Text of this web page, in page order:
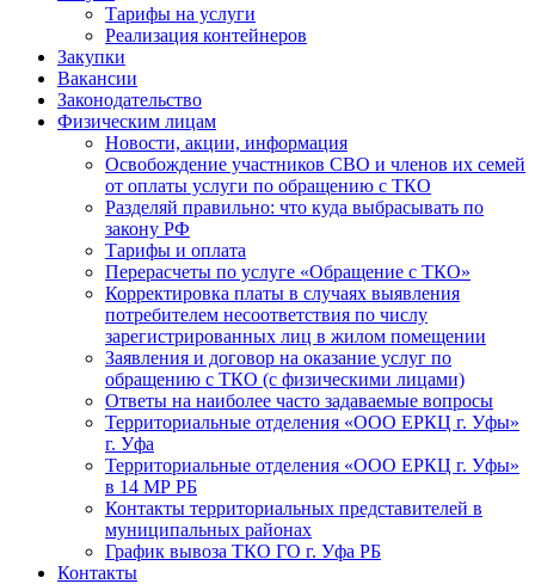
Тарифы на услуги
Реализация контейнеров
Закупки
Вакансии
Законодательство
Физическим лицам
Новости, акции, информация
Освобождение участников СВО и членов их семей
от оплаты услуги по обращению с ТКО
Разделяй правильно: что куда выбрасывать по
закону РФ
Тарифы и оплата
Перерасчеты по услуге «Обращение с ТКО»
Корректировка платы в случаях выявления
потребителем несоответствия по числу
зарегистрированных лиц в жилом помещении
Заявления и договор на оказание услуг по
обращению с ТКО (с физическими лицами)
Ответы на наиболее часто задаваемые вопросы
Территориальные отделения «ООО ЕРКЦ г. Уфы»
г. Уфа
Территориальные отделения «ООО ЕРКЦ г. Уфы»
в 14 МР РБ
Контакты территориальных представителей в
муниципальных районах
График вывоза ТКО ГО г. Уфа РБ
Контакты